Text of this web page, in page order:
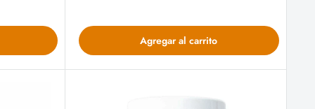
Agregar al carrito